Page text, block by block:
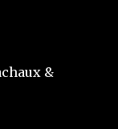
&